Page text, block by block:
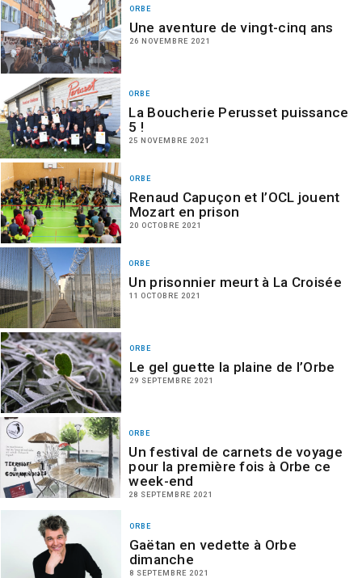
ORBE
Une aventure de vingt-cinq ans
26 NOVEMBRE 2021
ORBE
La Boucherie Perusset puissance
5 !
25 NOVEMBRE 2021
ORBE
Renaud Capuçon et l’OCL jouent
Mozart en prison
20 OCTOBRE 2021
ORBE
Un prisonnier meurt à La Croisée
11 OCTOBRE 2021
ORBE
Le gel guette la plaine de l’Orbe
29 SEPTEMBRE 2021
ORBE
Un festival de carnets de voyage
pour la première fois à Orbe ce
week-end
28 SEPTEMBRE 2021
ORBE
Gaëtan en vedette à Orbe
dimanche
8 SEPTEMBRE 2021